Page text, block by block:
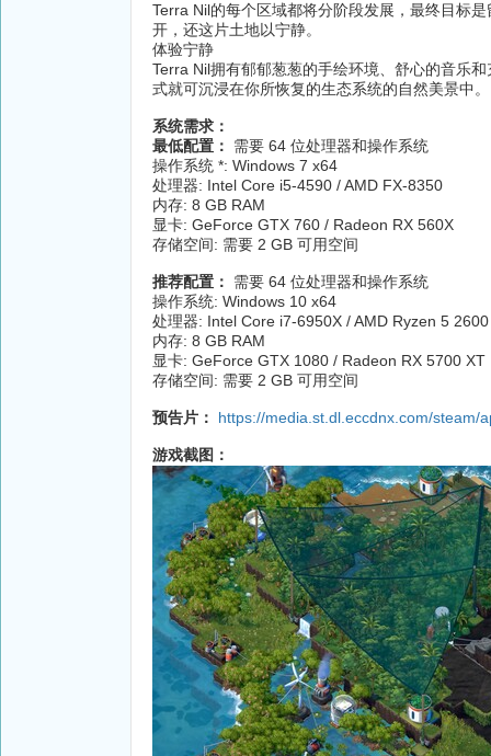
Terra Nil的每个区域都将分阶段发展，最终目标
开，还这片土地以宁静。
体验宁静
Terra Nil拥有郁郁葱葱的手绘环境、舒心的音乐
式就可沉浸在你所恢复的生态系统的自然美景中。
系统需求：
最低配置：
需要 64 位处理器和操作系统
操作系统 *: Windows 7 x64
处理器: Intel Core i5-4590 / AMD FX-8350
内存: 8 GB RAM
显卡: GeForce GTX 760 / Radeon RX 560X
存储空间: 需要 2 GB 可用空间
推荐配置：
需要 64 位处理器和操作系统
操作系统: Windows 10 x64
处理器: Intel Core i7-6950X / AMD Ryzen 5
内存: 8 GB RAM
显卡: GeForce GTX 1080 / Radeon RX 5700
存储空间: 需要 2 GB 可用空间
预告片： https://media.st.dl.eccdnx.com/steam/
游戏截图：